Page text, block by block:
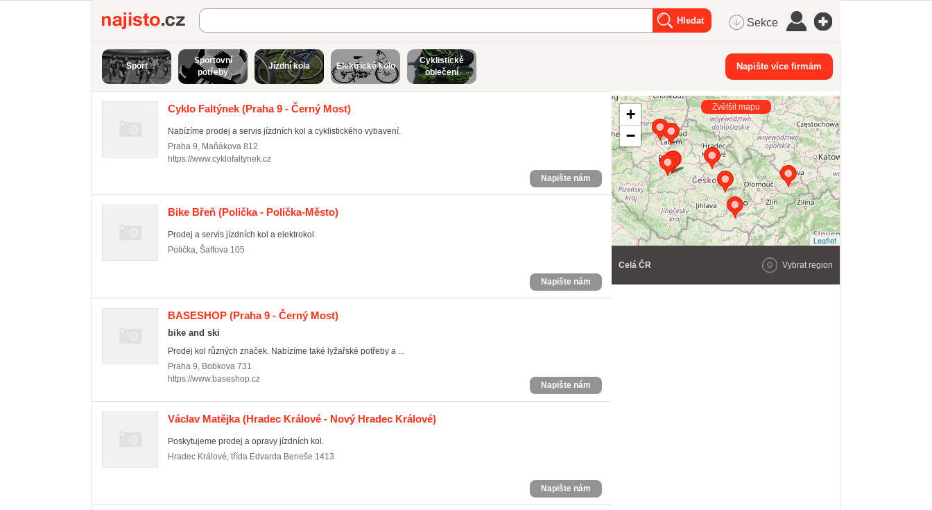
Najisto.cz Sekce
Sport
Sportovní
potřeby
Jízdní kola Elektrické kolo
Cyklistické
oblečení
Napište více firmám
Cyklo Faltýnek (Praha 9 - Černý Most)
Nabízíme prodej a servis jízdních kol a cyklistického vybavení.
Praha 9, Maňákova 812
https://www.cyklofaltynek.cz
Napište nám
Bike Břeň (Polička - Polička-Město)
Prodej a servis jízdních kol a elektrokol.
Polička, Šaffova 105
Napište nám
BASESHOP (Praha 9 - Černý Most)
bike and ski
Prodej kol různých značek. Nabízíme také lyžařské potřeby a ...
Praha 9, Bobkova 731
https://www.baseshop.cz
Napište nám
Václav Matějka(Hradec Králové - Nový Hradec Králové)
Poskytujeme prodej a opravy jízdních kol.
Hradec Králové, třída Edvarda Beneše 1413
Napište nám
+
−
Leaflet
Zvětšit mapu
Celá ČR Vybrat region